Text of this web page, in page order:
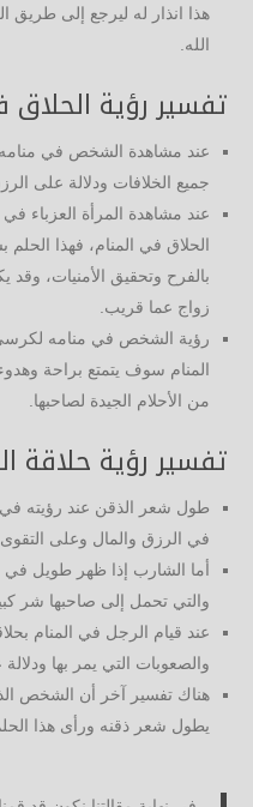
هذا انذار له ليرجع إلى
الله.
تفسير رؤية الحلاق
عند مشاهدة الشخص في منامه
جميع الخلافات ودلالة على
عند مشاهدة المرأة العزباء
الحلاق في المنام، فهذا الحلم
بالفرح وتحقيق الأمنيات،
زواج عما قريب.
رؤية الشخص في منامه
المنام سوف يتمتع براحة
من الأحلام الجيدة لصاحبها.
تفسير رؤية حلاقة
طول شعر الذقن عند رؤيته في
في الرزق والمال وعلى التقوى
أما الشارب إذا ظهر طويل في
والتي تحمل إلى صاحبها شر
عند قيام الرجل في المنام
والصعوبات التي يمر بها ودلالة
هناك تفسير آخر أن الشخص
يطول شعر ذقنه ورأى هذا